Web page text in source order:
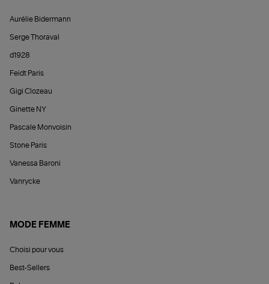
Aurélie Bidermann
Serge Thoraval
d1928
Feidt Paris
Gigi Clozeau
Ginette NY
Pascale Monvoisin
Stone Paris
Vanessa Baroni
Vanrycke
MODE FEMME
Choisi pour vous
Best-Sellers